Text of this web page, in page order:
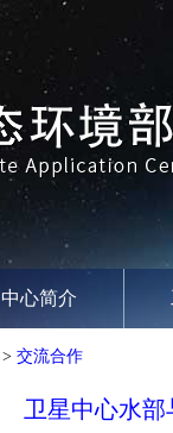
中心简介
> 交流合作
卫星中心水